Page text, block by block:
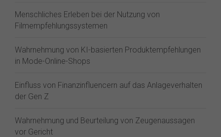
Menschliches Erleben bei der Nutzung von
Filmempfehlungssystemen
Wahrnehmung von KI-basierten Produktempfehlungen
in Mode-Online-Shops
Einfluss von Finanzinfluencern auf das Anlageverhalten
der Gen Z⁠
Wahrnehmung und Beurteilung von Zeugenaussagen
vor Gericht